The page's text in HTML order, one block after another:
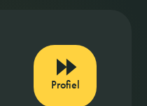
Profiel